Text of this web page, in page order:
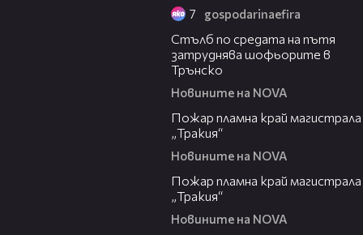
7 gospodarinaefira
Стълб по средата на пътя
затруднява шофьорите в
Трънско
Новините на NOVA
Пожар пламна край магистрала
„Тракия“
Новините на NOVA
Пожар пламна край магистрала
„Тракия“
Новините на NOVA